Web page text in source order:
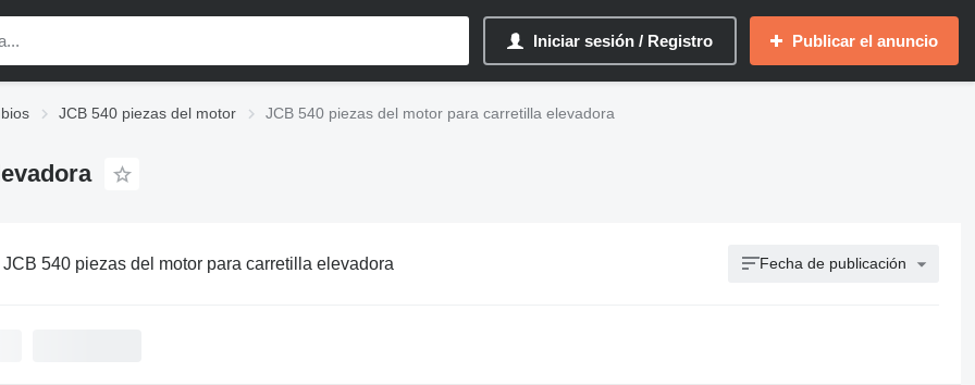
Iniciar sesión / Registro Publicar el anuncio
JCB 540 piezas del motor JCB 540 piezas del motor para carretilla elevadora
JCB 540 piezas del motor para carretilla elevadora Fecha de publicación